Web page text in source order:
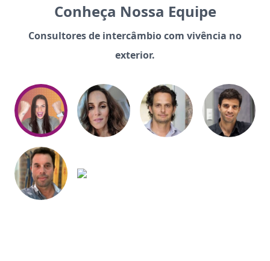
Conheça Nossa Equipe
Consultores de intercâmbio com vivência no
exterior.